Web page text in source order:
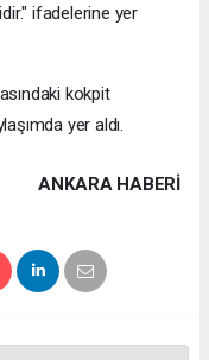
ifadelerine yer
kokpit
yer aldı.
ANKARA HABERİ